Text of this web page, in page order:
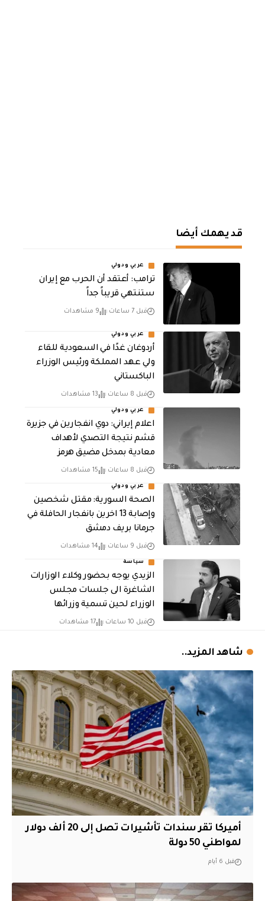
قد يهمك أيضا
عربي ودولي
‏ترامب: أعتقد أن الحرب مع إيران
ستنتهي قريباً جداً
قبل 7 ساعات 9 مشاهدات
عربي ودولي
أردوغان غدًا في السعودية للقاء
ولي عهد المملكة ورئيس الوزراء
الباكستاني
قبل 8 ساعات 13 مشاهدات
عربي ودولي
اعلام إيراني: دوي انفجارين في جزيرة
قشم نتيجة التصدي لأهداف
معادية بمدخل مضيق هرمز
قبل 8 ساعات 15 مشاهدات
عربي ودولي
الصحة السورية: مقتل شخصين
وإصابة 13 اخرين بانفجار الحافلة في
جرمانا بريف دمشق
قبل 9 ساعات 14 مشاهدات
سياسة
الزيدي يوجه بحضور وكلاء الوزارات
الشاغرة الى جلسات مجلس
الوزراء لحين تسمية وزرائها
قبل 10 ساعات 17 مشاهدات
شاهد المزيد..
أميركا تقر سندات تأشيرات تصل إلى 20 ألف دولار
لمواطني 50 دولة
قبل 6 أيام